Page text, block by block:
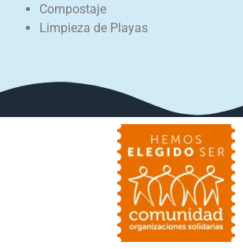
Compostaje
Limpieza de Playas